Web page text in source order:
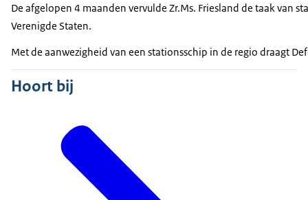
De afgelopen 4 maanden vervulde Zr.Ms. Friesland de taak van
Verenigde Staten.
Met de aanwezigheid van een stationsschip in de regio draagt
Hoort bij